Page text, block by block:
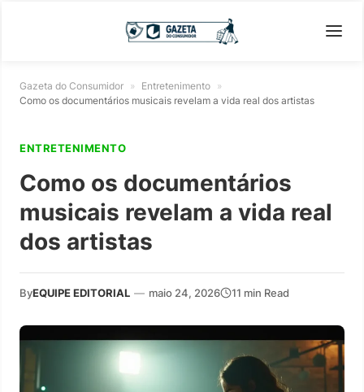
Gazeta do Consumidor » Entretenimento »
Como os documentários musicais revelam a vida real dos artistas
ENTRETENIMENTO
Como os documentários
musicais revelam a vida real
dos artistas
ByEQUIPE EDITORIAL — maio 24, 2026 11 min Read